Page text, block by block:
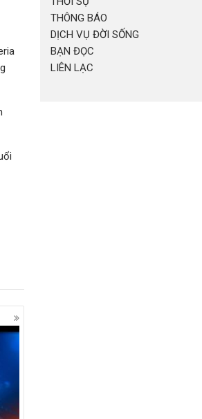
THÔNG BÁO
DỊCH VỤ ĐỜI SỐNG
BẠN ĐỌC
LIÊN LẠC